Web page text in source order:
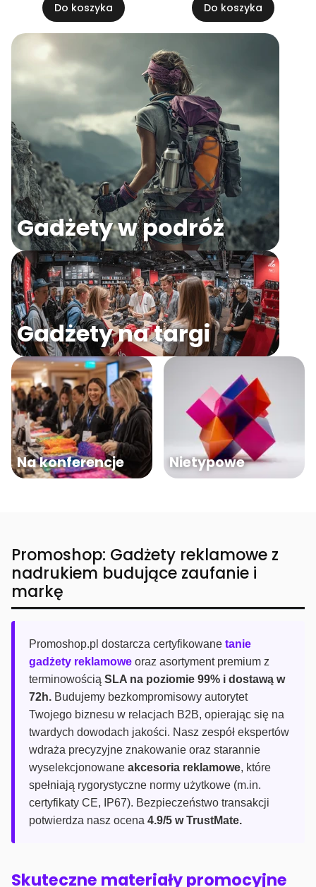
Do koszyka Do koszyka
Gadżety w podróż
Gadżety na targi
Na konferencje Nietypowe
Promoshop: Gadżety reklamowe z
nadrukiem budujące zaufanie i
markę
Promoshop.pl dostarcza certyfikowane tanie
gadżety reklamowe oraz asortyment premium z
terminowością SLA na poziomie 99% i dostawą w
72h. Budujemy bezkompromisowy autorytet
Twojego biznesu w relacjach B2B, opierając się na
twardych dowodach jakości. Nasz zespół ekspertów
wdraża precyzyjne znakowanie oraz starannie
wyselekcjonowane akcesoria reklamowe, które
spełniają rygorystyczne normy użytkowe (m.in.
certyfikaty CE, IP67). Bezpieczeństwo transakcji
potwierdza nasz ocena 4.9/5 w TrustMate.
Skuteczne materiały promocyjne